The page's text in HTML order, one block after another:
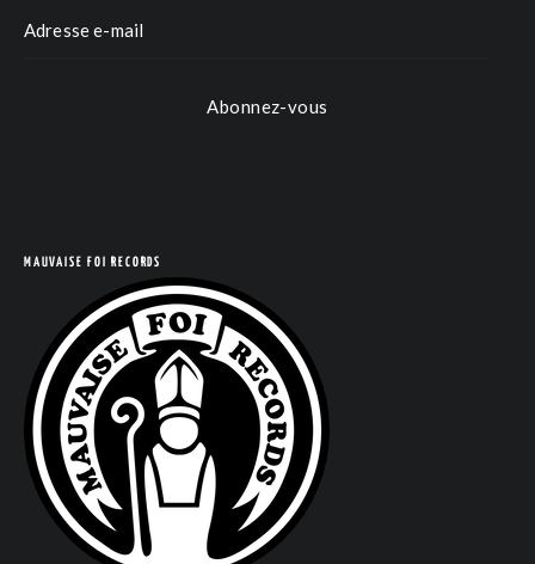
Abonnez-vous
MAUVAISE FOI RECORDS